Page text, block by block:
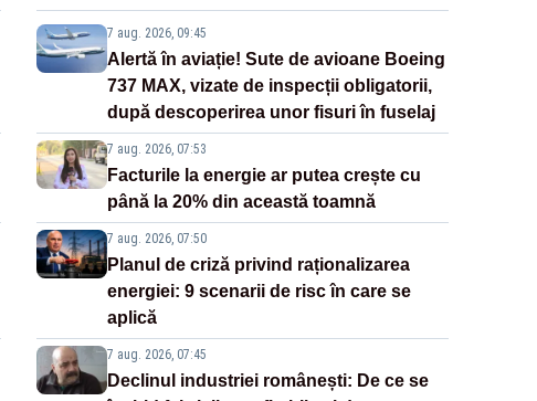
7 aug. 2026, 09:45
Alertă în aviație! Sute de avioane Boeing
737 MAX, vizate de inspecții obligatorii,
după descoperirea unor fisuri în fuselaj
7 aug. 2026, 07:53
Facturile la energie ar putea crește cu
până la 20% din această toamnă
7 aug. 2026, 07:50
Planul de criză privind raționalizarea
energiei: 9 scenarii de risc în care se
aplică
7 aug. 2026, 07:45
Declinul industriei românești: De ce se